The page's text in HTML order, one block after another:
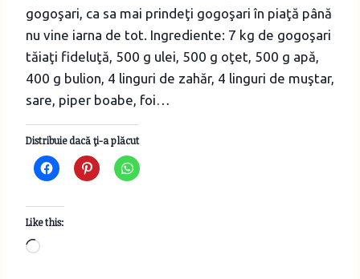
gogoşari, ca sa mai prindeţi gogoşari în piaţă până
nu vine iarna de tot. Ingrediente: 7 kg de gogoşari
tăiaţi fideluţă, 500 g ulei, 500 g oţet, 500 g apă,
400 g bulion, 4 linguri de zahăr, 4 linguri de muştar,
sare, piper boabe, foi…
Distribuie dacă ţi-a plăcut
Like this:
Loading…